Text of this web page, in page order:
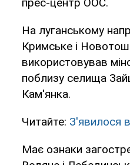
На луганському
Кримське і
використовував
поблизу селища
Кам'янка.
Читайте: З'явилося
Має ознаки